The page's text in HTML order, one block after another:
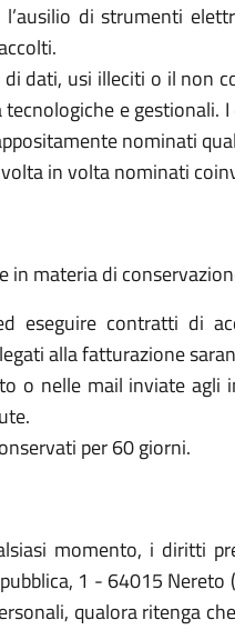
di strumenti
dati, usi illeciti o il non
e
nominati
in volta nominati
in materia di
eseguire contratti di
alla fatturazione
o nelle mail inviate agli
per 60 giorni.
momento, i diritti
1 - 64015
qualora ritenga